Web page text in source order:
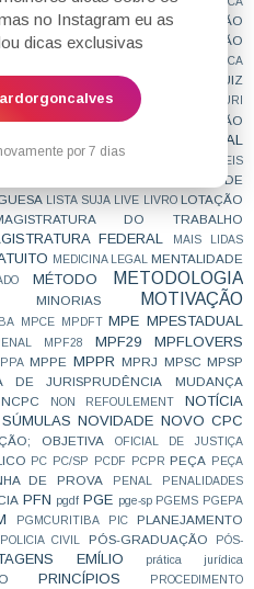
no Instagram eu as
dicas exclusivas
por 7 dias
ADMINISTRATIVA
INDICAÇÃO
INQUÉRITO POLICIAL
INSCRIÇÃO
INTERCEPTAÇÃO TELEFÔNICA
JUIZ DAS GARANTIAS
JUIZ
FEDERAL JUIZADO ESPECIAL JURI
EM TESES
LEGISLAÇÃO
LEGISLAÇÃO PENAL ESPECIAL
LEI NOVA
LEIS
LIBERDADE DE
LISTA SUJA LIVE LIVRO LOTAÇÃO
DO TRABALHO
FEDERAL
MAIS LIDAS
MEDICINA LEGAL MENTALIDADE
MÉTODO
METODOLOGIA
MINORIAS
MOTIVAÇÃO
MPCE MPDFT MPE MPESTADUAL
MPF28 MPF29
MPFLOVERS
MPPE MPPR MPRJ MPSC MPSP
DE JURISPRUDÊNCIA
MUDANÇA
NCPC NON REFOULEMENT
NOTÍCIA
NOVIDADE NOVO CPC
OBJETIVA OFICIAL DE JUSTIÇA
PC PC/SP PCDF PCPR PEÇA
PEÇA
DE PROVA PENAL PENALIDADES
PFN pgdf PGE pge-sp PGEMS PGEPA
PGMCURITIBA PIC PLANEJAMENTO
POLICIA CIVIL PÓS-GRADUAÇÃO
PÓS-
EMÍLIO prática jurídica
PRINCÍPIOS
PROCEDIMENTO